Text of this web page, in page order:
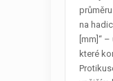
na
[mm]“
které